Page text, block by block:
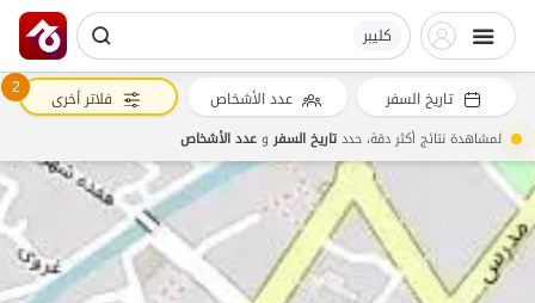
کلیبر
تاريخ السفر عدد الأشخاص 2 فلاتر أخرى
لمشاهدة نتائج أكثر دقة، حددتاريخ السفروعدد الأشخاص